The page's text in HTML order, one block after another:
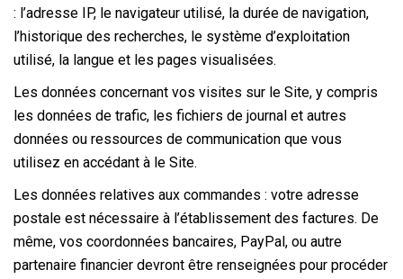
: l’adresse IP, le navigateur utilisé, la durée de navigation,
l’historique des recherches, le système d’exploitation
utilisé, la langue et les pages visualisées.
Les données concernant vos visites sur le Site, y compris
les données de trafic, les fichiers de journal et autres
données ou ressources de communication que vous
utilisez en accédant à le Site.
Les données relatives aux commandes : votre adresse
postale est nécessaire à l’établissement des factures. De
même, vos coordonnées bancaires, PayPal, ou autre
partenaire financier devront être renseignées pour procéder